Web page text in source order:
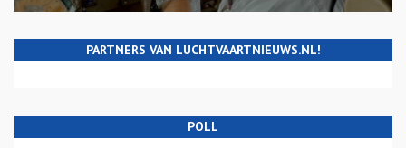
PARTNERS VAN LUCHTVAARTNIEUWS.NL!
POLL